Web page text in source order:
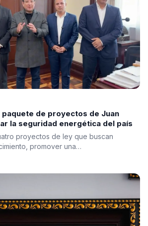
de proyectos de Juan
la seguridad energética del país
proyectos de ley que buscan
promover una…